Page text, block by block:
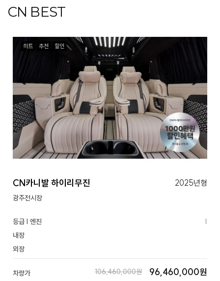
CN BEST
히트 추천 할인
CN카니발 하이리무진 2025년형
광주전시장
등급 | 엔진
|
내장
외장
차량가 106,460,000원 96,460,000원